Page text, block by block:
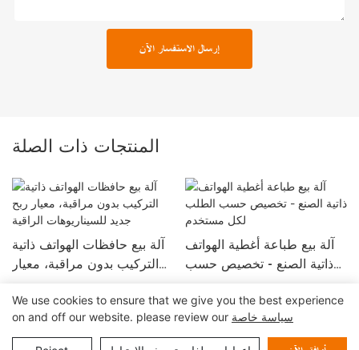
إرسال الاستفسار الآن
المنتجات ذات الصلة
آلة بيع حافظات الهواتف ذاتية
التركيب بدون مراقبة، معيار
آلة بيع طباعة أغطية الهواتف
ذاتية الصنع - تخصيص حسب
حقوق النشر © 2024 شركة شنتشن لين كشك سيستمز المحدودة |
خريطة الموقع
سياسة الخصوصية
We use cookies to ensure that we give you the best experience
on and off our website. please review our سياسة خاصة